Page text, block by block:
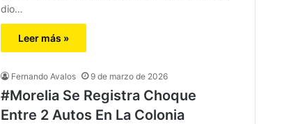
dio…
Leer más »
Fernando Avalos 9 de marzo de 2026
#Morelia Se Registra Choque
Entre 2 Autos En La Colonia